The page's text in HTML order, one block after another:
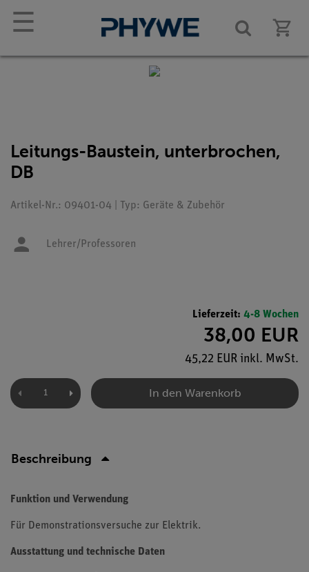
☰
Leitungs-Baustein, unterbrochen,
DB
Artikel-Nr.: 09401-04 | Typ: Geräte & Zubehör
Lehrer/Professoren
Lieferzeit: 4-8 Wochen
38,00 EUR
45,22 EUR inkl. MwSt.
In den Warenkorb
Beschreibung
Funktion und Verwendung
Für Demonstrationsversuche zur Elektrik.
Ausstattung und technische Daten